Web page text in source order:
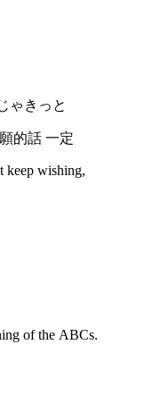
ゃきっと
的話 一定
keep wishing,
of the ABCs.